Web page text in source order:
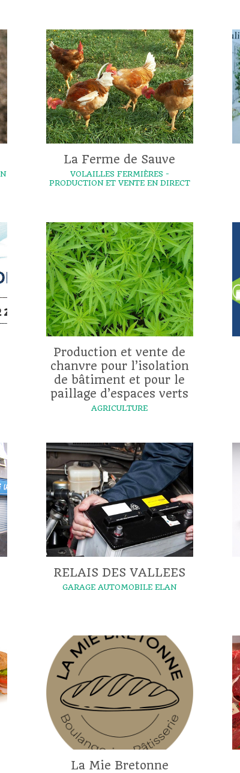
La Ferme de Sauve
VOLAILLES FERMIÈRES -
PRODUCTION ET VENTE EN DIRECT
Production et vente de
chanvre pour l’isolation
de bâtiment et pour le
paillage d’espaces verts
AGRICULTURE
RELAIS DES VALLEES
GARAGE AUTOMOBILE ELAN
La Mie Bretonne